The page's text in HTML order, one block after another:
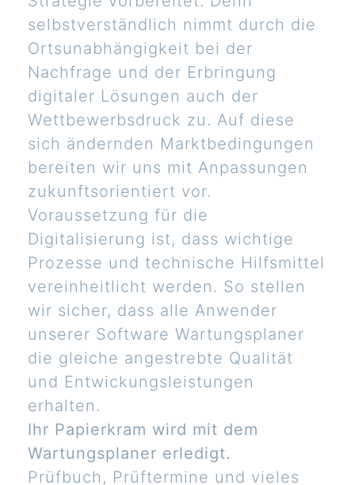
selbstverständlich nimmt durch die
Ortsunabhängigkeit bei der
Nachfrage und der Erbringung
digitaler Lösungen auch der
Wettbewerbsdruck zu. Auf diese
sich ändernden Marktbedingungen
bereiten wir uns mit Anpassungen
zukunftsorientiert vor.
Voraussetzung für die
Digitalisierung ist, dass wichtige
Prozesse und technische Hilfsmittel
vereinheitlicht werden. So stellen
wir sicher, dass alle Anwender
unserer Software Wartungsplaner
die gleiche angestrebte Qualität
und Entwickungsleistungen
erhalten.
Ihr Papierkram wird mit dem
Wartungsplaner erledigt.
Prüfbuch, Prüftermine und vieles